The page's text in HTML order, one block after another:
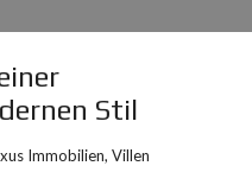
Stil
Immobilien, Villen